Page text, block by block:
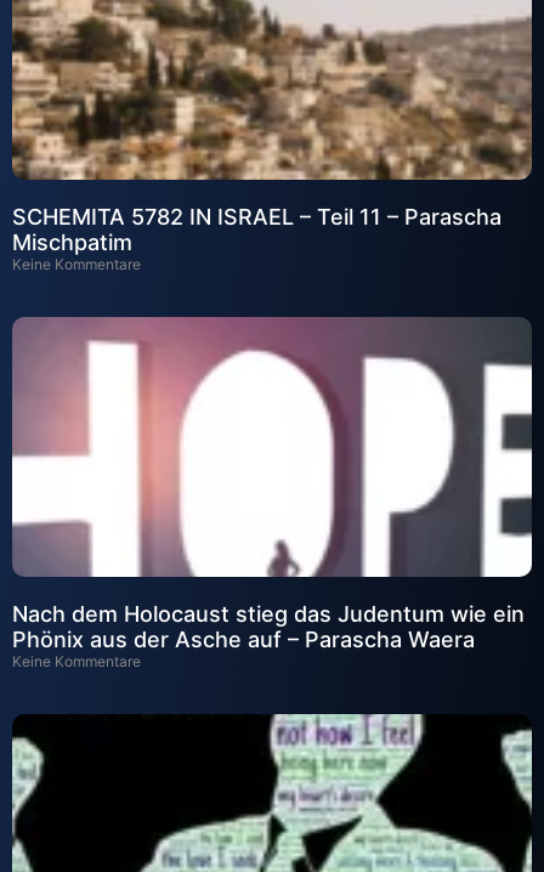
SCHEMITA 5782 IN ISRAEL – Teil 11 – Parascha
Mischpatim
Keine Kommentare
Nach dem Holocaust stieg das Judentum wie ein
Phönix aus der Asche auf – Parascha Waera
Keine Kommentare